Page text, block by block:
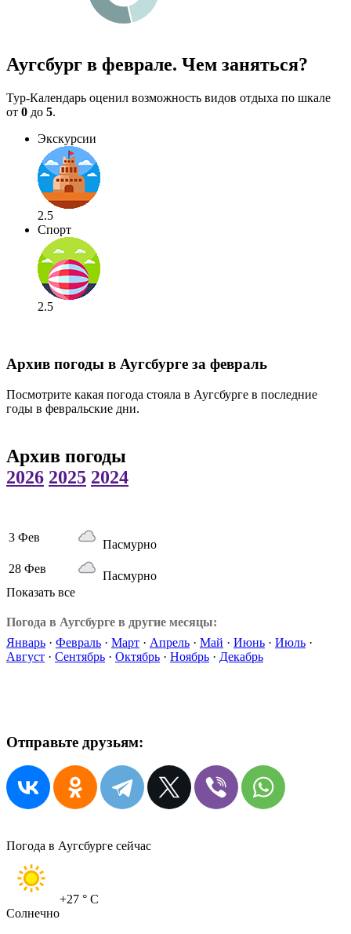
Аугсбург в феврале. Чем заняться?
Тур-Календарь оценил возможность видов отдыха по шкале
от 0 до 5.
Экскурсии
2.5
Спорт
2.5
Архив погоды в Аугсбурге за февраль
Посмотрите какая погода стояла в Аугсбурге в последние
годы в февральские дни.
Архив погоды
2026 2025 2024
3 Фев
Пасмурно
28 Фев
Пасмурно
Показать все
Погода в Аугсбурге в другие месяцы:
Январь · Февраль · Март · Апрель · Май · Июнь · Июль ·
Август · Сентябрь · Октябрь · Ноябрь · Декабрь
Отправьте друзьям:
Погода в Аугсбурге сейчас
+27 ° C
Солнечно